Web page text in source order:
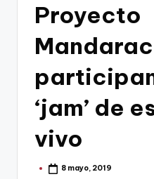
Cartagena,
Proyecto
‘jam’ de
vivo
Publicado8 mayo, 2019